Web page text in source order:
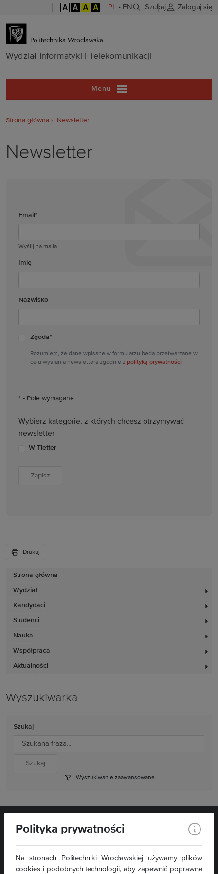
A A A A PL • EN Szukaj Zaloguj się
Wydział
Wydział Informatyki i Telekomunikacji
Menu
Strona główna
Wydział
Kandydaci
Studenci
Nauka
Współpraca
Aktualności
Wyszukiwarka
Szukaj
Wyszukiwanie zaawansowane
Strona główna Newsletter
Newsletter
Email *
Wyślij na maila
Imię
Nazwisko
Zgoda*
Rozumiem, że dane wpisane w formularzu będą przetwarzane w
celu wysłania newslettera zgodnie z polityką prywatności.
* - Pole wymagane
Wybierz kategorie, z których chcesz otrzymywać
newsletter
WITletter
Drukuj
Polityka prywatności
Na stronach Politechniki Wrocławskiej używamy plików
cookies i podobnych technologii, aby zapewnić poprawne